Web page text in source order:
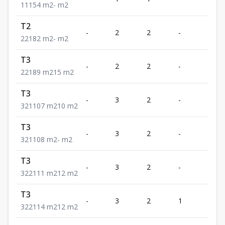
1 1 1 54 m2- m2
T2
221 82 m2- m2
- 2 2 -
T3
221 89 m215 m2
- 2 2 -
T3
321 107 m210 m2
- 3 2 -
T3
321 108 m2- m2
- 3 2 -
T3
322111 m212 m2
- 3 2 -
T3
322114 m212 m2
- 3 2 1